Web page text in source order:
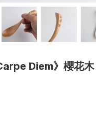
Diem》櫻花木